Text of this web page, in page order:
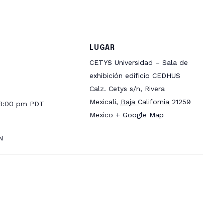
pm PDT
LUGAR
CETYS Universidad – Sala de
exhibición edificio CEDHUS
Calz. Cetys s/n, Rivera
Mexicali, Baja California 21259
Mexico + Google Map